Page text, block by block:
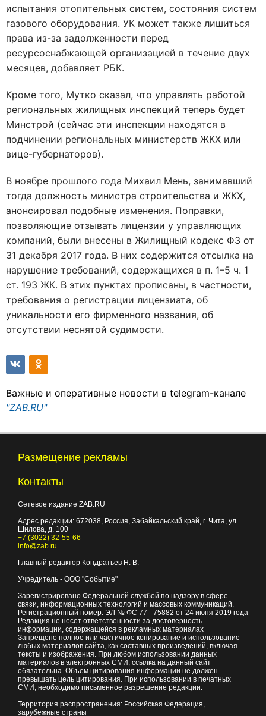
испытания отопительных систем, состояния систем
газового оборудования. УК может также лишиться
права из-за задолженности перед
ресурсоснабжающей организацией в течение двух
месяцев, добавляет РБК.
Кроме того, Мутко сказал, что управлять работой
региональных жилищных инспекций теперь будет
Минстрой (сейчас эти инспекции находятся в
подчинении региональных министерств ЖКХ или
вице-губернаторов).
В ноябре прошлого года Михаил Мень, занимавший
тогда должность министра строительства и ЖКХ,
анонсировал подобные изменения. Поправки,
позволяющие отзывать лицензии у управляющих
компаний, были внесены в Жилищный кодекс ФЗ от
31 декабря 2017 года. В них содержится отсылка на
нарушение требований, содержащихся в п. 1–5 ч. 1
ст. 193 ЖК. В этих пунктах прописаны, в частности,
требования о регистрации лицензиата, об
уникальности его фирменного названия, об
отсутствии неснятой судимости.
Важные и оперативные новости в telegram-канале
"ZAB.RU"
Размещение рекламы
Контакты
Сетевое издание ZAB.RU
Адрес редакции: 672038, Россия, Забайкальский край, г. Чита, ул.
Шилова, д. 100
+7 (3022) 32-55-66
info@zab.ru
Главный редактор Кондратьев Н. В.
Учредитель - ООО "Событие"
Зарегистрировано Федеральной службой по надзору в сфере
связи, информационных технологий и массовых коммуникаций.
Регистрационный номер: ЭЛ № ФС 77 - 75882 от 24 июня 2019 года
Редакция не несет ответственности за достоверность
информации, содержащейся в рекламных материалах
Запрещено полное или частичное копирование и использование
любых материалов сайта, как составных произведений, включая
тексты и изображения. При любом использовании данных
материалов в электронных СМИ, ссылка на данный сайт
обязательна. Объем цитирования информации не должен
превышать цель цитирования. При использовании в печатных
СМИ, необходимо письменное разрешение редакции.
Территория распространения: Российская Федерация,
зарубежные страны